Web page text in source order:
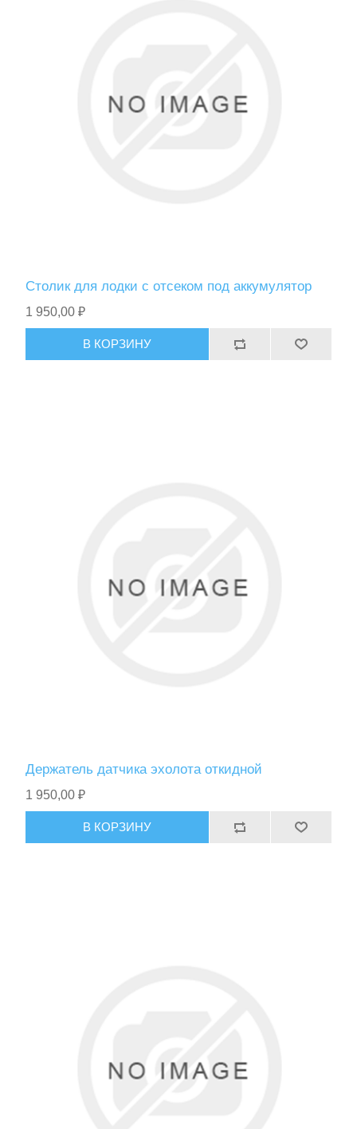
Столик для лодки с отсеком под аккумулятор
1 950,00 ₽
В КОРЗИНУ
Держатель датчика эхолота откидной
1 950,00 ₽
В КОРЗИНУ